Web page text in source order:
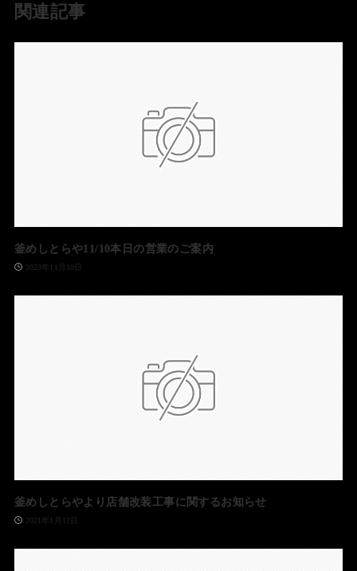
関連記事
釜めしとらや11/10本日の営業のご案内
2023年11月10日
釜めしとらやより店舗改装工事に関するお知らせ
2021年1月12日